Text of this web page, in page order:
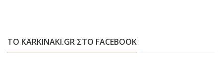
ΤΟ KARKINAKI.GR ΣΤΟ FACEBOOK